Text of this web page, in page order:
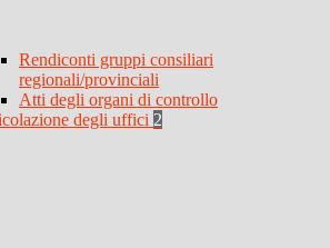
Rendiconti gruppi consiliari
regionali/provinciali
Atti degli organi di controllo
degli uffici 2